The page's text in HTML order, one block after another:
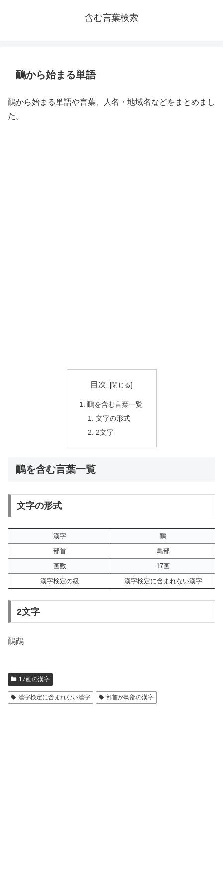
含む言葉検索
鴯から始まる単語
鴯から始まる単語や言葉、人名・地域名などをまとめまし
た。
目次
鴯を含む言葉一覧
文字の形式
2文字
鴯を含む言葉一覧
文字の形式
漢字
鴯
部首
鳥部
画数
17画
漢字検定の級
漢字検定に含まれない漢字
2文字
鴯鶓
17画の漢字
漢字検定に含まれない漢字 部首が鳥部の漢字